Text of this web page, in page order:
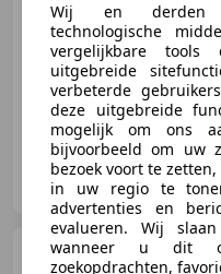
01/1987 157.000 km
Vakgarage Rida
NL-4538 AR TERNEUZEN
Wij en derden
technologische
vergelijkbare
uitgebreide
verbeterde
deze uitgebreide
mogelijk om ons
bijvoorbeeld om uw
bezoek voort te
in uw regio te
advertenties en
evalueren. Wij
wanneer u dit
zoekopdrachten,